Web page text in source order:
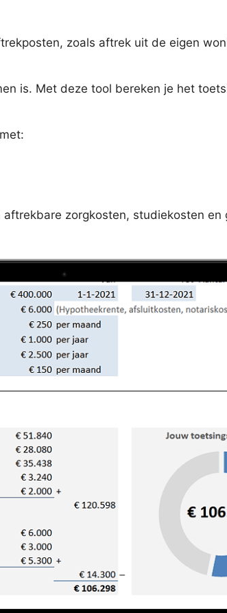
zoals aftrek uit de eigen
is. Met deze tool bereken je het
zorgkosten, studiekosten en